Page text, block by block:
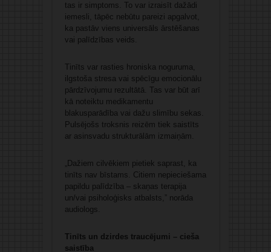
tas ir simptoms. To var izraisīt dažādi
iemesli, tāpēc nebūtu pareizi apgalvot,
ka pastāv viens universāls ārstēšanas
vai palīdzības veids.
Tinīts var rasties hroniska noguruma,
ilgstoša stresa vai spēcīgu emocionālu
pārdzīvojumu rezultātā. Tas var būt arī
kā noteiktu medikamentu
blakusparādība vai dažu slimību sekas.
Pulsējošs troksnis reizēm tiek saistīts
ar asinsvadu strukturālām izmaiņām.
„Dažiem cilvēkiem pietiek saprast, ka
tinīts nav bīstams. Citiem nepieciešama
papildu palīdzība – skaņas terapija
un/vai psiholoģisks atbalsts,” norāda
audiologs.
Tinīts un dzirdes traucējumi – cieša
saistība